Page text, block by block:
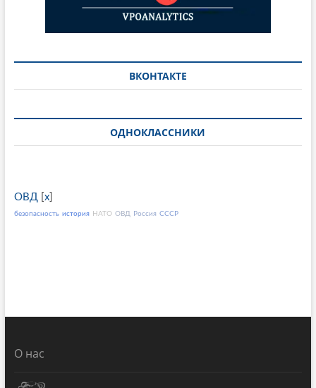
ВКОНТАКТЕ
ОДНОКЛАССНИКИ
ОВД[ x]
безопасность история НАТО ОВД Россия СССР
О нас